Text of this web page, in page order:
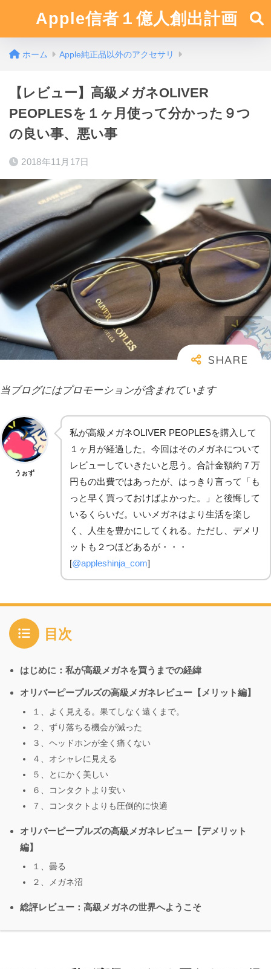
Apple信者１億人創出計画
ホーム Apple純正品以外のアクセサリ
【レビュー】高級メガネOLIVER
PEOPLESを１ヶ月使って分かった９つ
の良い事、悪い事
2018年11月17日
当ブログにはプロモーションが含まれています
うぉず
私が高級メガネOLIVER PEOPLESを購入して
１ヶ月が経過した。今回はそのメガネについて
レビューしていきたいと思う。合計金額約７万
円もの出費ではあったが、はっきり言って「も
っと早く買っておけばよかった。」と後悔して
いるくらいだ。いいメガネはより生活を楽し
く、人生を豊かにしてくれる。ただし、デメリ
ットも２つほどあるが・・・
[@appleshinja_com]
目次
はじめに：私が高級メガネを買うまでの経緯
オリバーピープルズの高級メガネレビュー【メリット編】
１、よく見える。果てしなく遠くまで。
２、ずり落ちる機会が減った
３、ヘッドホンが全く痛くない
４、オシャレに見える
５、とにかく美しい
６、コンタクトより安い
７、コンタクトよりも圧倒的に快適
オリバーピープルズの高級メガネレビュー【デメリット
編】
１、曇る
２、メガネ沼
総評レビュー：高級メガネの世界へようこそ